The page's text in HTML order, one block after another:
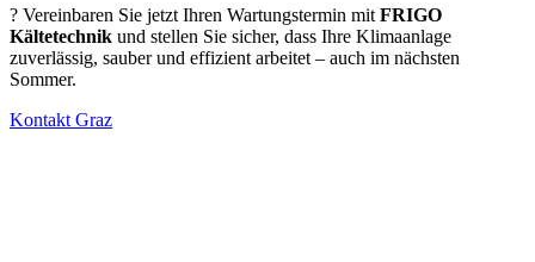
? Vereinbaren Sie jetzt Ihren Wartungstermin mit FRIGO
Kältetechnik und stellen Sie sicher, dass Ihre Klimaanlage
zuverlässig, sauber und effizient arbeitet – auch im nächsten
Sommer.
Kontakt Graz